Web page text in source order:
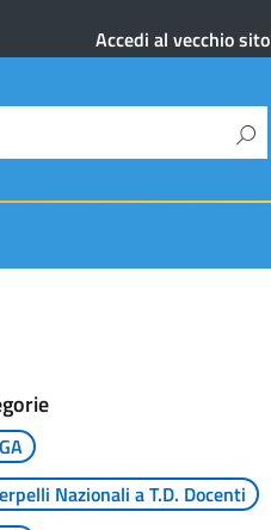
Accedi al vecchio sito
Nazionali a T.D. Docenti